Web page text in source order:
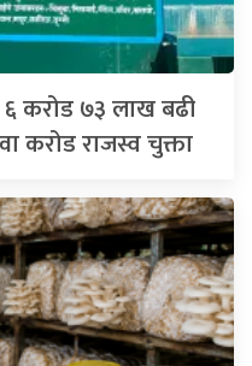
६ करोड ७३ लाख बढी
करोड राजस्व चुक्ता